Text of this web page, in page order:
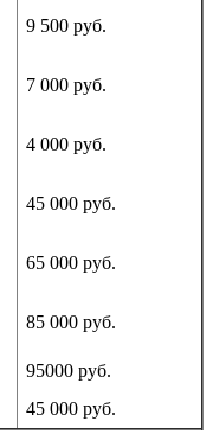
9 500 руб.
7 000 руб.
4 000 руб.
45 000 руб.
65 000 руб.
85 000 руб.
95000 руб.
45 000 руб.